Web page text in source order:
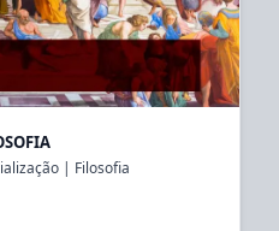
| Filosofia